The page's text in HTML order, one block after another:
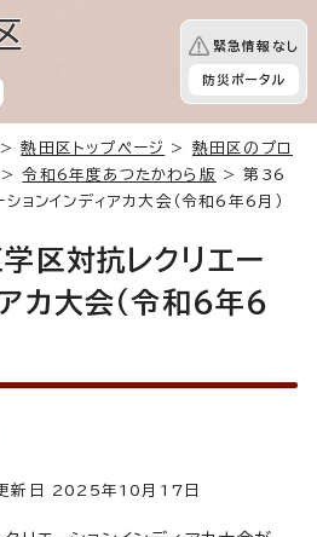
緊急情報なし
防災ポータル
>熱田区トップページ > 熱田区のプロ
>令和6年度あつたかわら版
> 第36
ョンインディアカ大会（令和6年6月）
区対抗レクリエー
カ大会（令和6年6
日 2025年10月17日